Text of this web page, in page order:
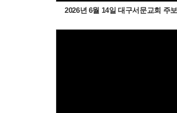
2026년 6월 14일 대구서문교회 주보